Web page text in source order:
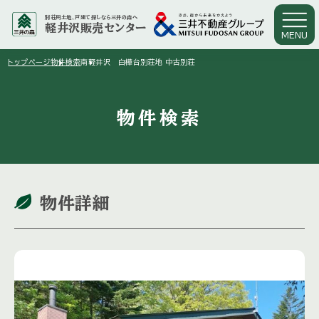
別荘用土地、戸建て探しなら三井の森へ
軽井沢販売センター
MENU
トップページ arrow_right
物件検索 arrow_right
南軽井沢 白樺台別荘地 中古別荘
物件検索
物件詳細